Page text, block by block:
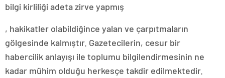
bilgi kirliliği adeta zirve yapmış
50
mg
, hakikatler olabildiğince yalan ve çarpıtmaların
gölgesinde kalmıştır. Gazetecilerin, cesur bir
habercilik anlayışı ile toplumu bilgilendirmesinin ne
kadar mühim olduğu herkesçe takdir edilmektedir.